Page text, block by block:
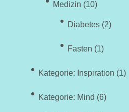
Medizin (10)
Diabetes (2)
Fasten (1)
Kategorie: Inspiration (1)
Kategorie: Mind (6)